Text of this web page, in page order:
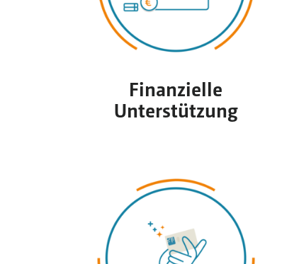
Finanzielle
Unterstützung